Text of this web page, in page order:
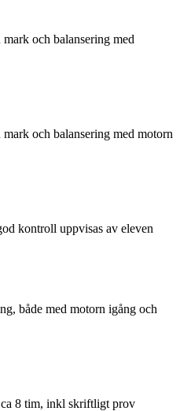
och balansering med
och balansering med motorn
kontroll uppvisas av eleven
både med motorn igång och
8 tim, inkl skriftligt prov